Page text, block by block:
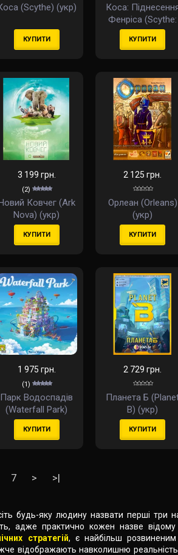
(Scythe) (укр)
КУПИТИ
Коса:
Фенріса (Scythe:
The Rise Of Fenris)
(доповнення) (укр)
КУПИТИ
3 199 грн.
(2)
Ковчег (Ark
Nova) (укр)
КУПИТИ
2 125 грн.
Орлеан (Orleans)
(укр)
КУПИТИ
1 975 грн.
(1)
Парк Водоспадів
(Waterfall Park)
(укр)
КУПИТИ
2 729 грн.
Планета Б
B) (укр)
КУПИТИ
7 > >|
будь-яку людину назвати перші три
адже практично кожен назве
стратегій, є найбільш
відображають навколишню